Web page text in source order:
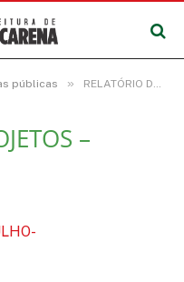
públicas » RELATÓRIO DE PROJETOS – JULHO-
–